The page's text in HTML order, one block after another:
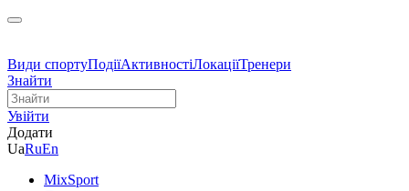
Види спортуПодіїАктивностіЛокаціїТренери
Знайти
Увійти
Додати
UaRuEn
MixSport